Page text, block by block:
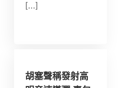
[…]
胡塞聲稱發射高